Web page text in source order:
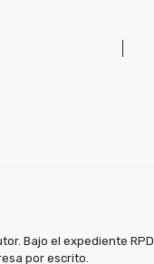
Bajo el expediente
por escrito.